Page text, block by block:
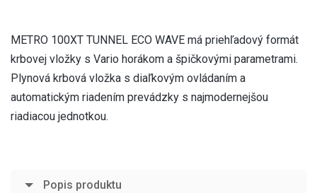
METRO 100XT TUNNEL ECO WAVE má priehľadový formát
krbovej vložky s Vario horákom a špičkovými parametrami.
Plynová krbová vložka s diaľkovým ovládaním a
automatickým riadením prevádzky s najmodernejšou
riadiacou jednotkou.
Popis produktu